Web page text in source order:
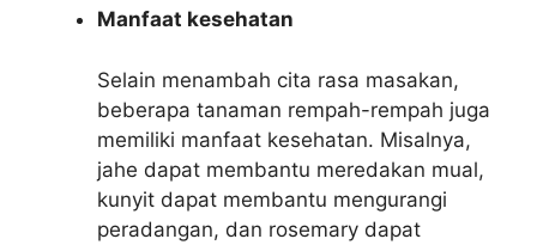
Manfaat kesehatan
Selain menambah cita rasa masakan,
beberapa tanaman rempah-rempah juga
memiliki manfaat kesehatan. Misalnya,
jahe dapat membantu meredakan mual,
kunyit dapat membantu mengurangi
peradangan, dan rosemary dapat